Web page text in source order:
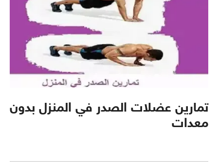
تمارين عضلات الصدر في المنزل بدون
معدات